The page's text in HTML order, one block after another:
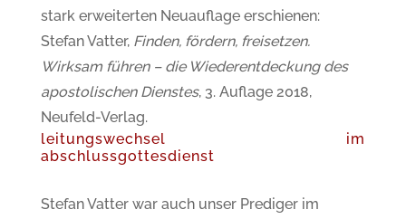
stark erweiterten Neuauflage erschienen:
Stefan Vatter, Finden, fördern, freisetzen.
Wirksam führen – die Wiederentdeckung des
apostolischen Dienstes, 3. Auflage 2018,
Neufeld-Verlag.
leitungswechsel im
abschlussgottesdienst
Stefan Vatter war auch unser Prediger im